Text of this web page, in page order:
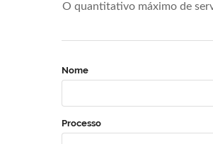
O quantitativo máximo de
Nome
Processo